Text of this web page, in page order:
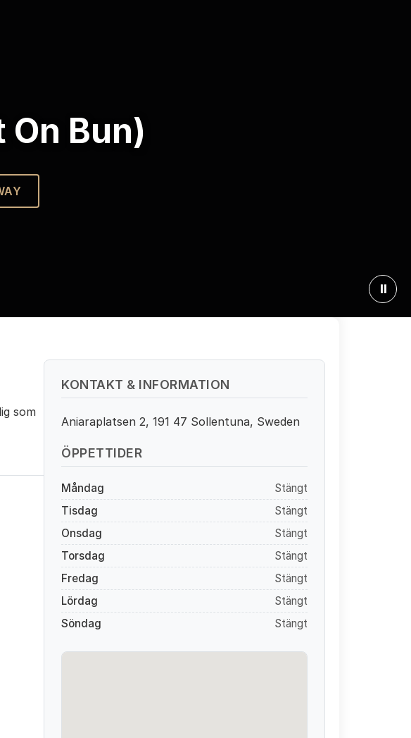
On Bun)
⏸
som
KONTAKT & INFORMATION
Aniaraplatsen 2, 191 47 Sollentuna, Sweden
ÖPPETTIDER
Måndag
Stängt
Tisdag
Stängt
Onsdag
Stängt
Torsdag
Stängt
Fredag
Stängt
Lördag
Stängt
Söndag
Stängt